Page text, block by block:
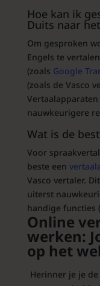
Hoe kan ik
Duits naar
Om gesproken
Engels te
(zoals Google
(zoals de Vasco
nauwkeurigere
Wat is de
Voor
beste een
Vasco vertaler.
uiterst
handige functies
Online
werken:
op het
Herinner je je